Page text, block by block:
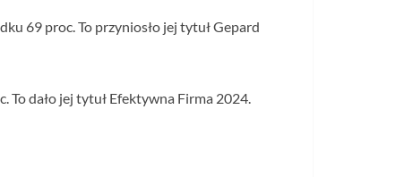
69 proc. To przyniosło jej tytuł Gepard
To dało jej tytuł Efektywna Firma 2024.